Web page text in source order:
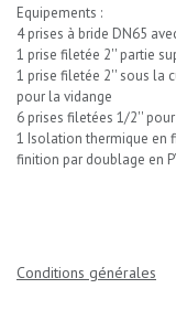
Equipements :
4 prises à bride DN65
1 prise filetée 2'' partie
1 prise filetée 2'' sous la
pour la vidange
6 prises filetées 1/2''
1 Isolation thermique en
finition par doublage en
Conditions générales